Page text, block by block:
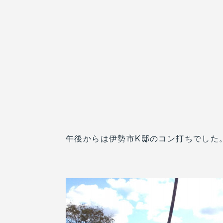
午後からは伊勢市K邸のコン打ちでした